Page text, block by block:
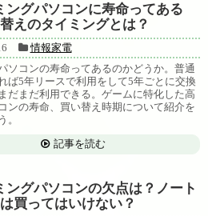
ングパソコンに寿命ってある
えのタイミングとは？
情報家電
ソコンの寿命ってあるのかどうか。普通
ば5年リースで利用をして5年ごとに交換
だまだ利用できる。ゲームに特化した高
ンの寿命、買い替え時期について紹介を
。
記事を読む
ングパソコンの欠点は？ノート
買ってはいけない？